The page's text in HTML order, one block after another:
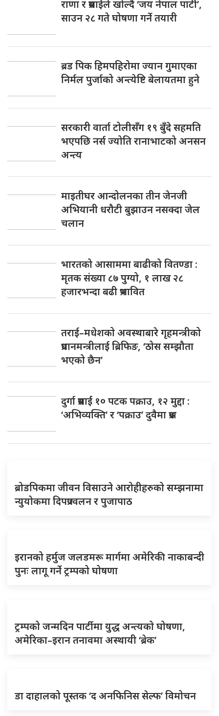
राणा र प्रसाईंले खोल्दै ‘जय नेपाल पार्टी’,
साउन २८ गते घोषणा गर्ने तयारी
ब्रड पिक हिमपहिरोमा ज्यान गुमाएका
निर्मल पुर्जाको अन्त्येष्टि बेलायतमा हुने
सरकारी वार्ता टोलीसँग १९ बुँदे सहमति
भएपछि नर्स ज्योति रानाभाटको अनसन
अन्त्य
माइतीघर आन्दोलनका तीन जेनजी
अभियानी धरौटी बुझाउन नसक्दा जेल
चलान
भारतको आसाममा बाढीको वितण्डा :
मृतक संख्या ८७ पुग्यो, १ लाख २८
हजारभन्दा बढी प्रभावित
तराई–मधेशको अवस्थाबारे गृहमन्त्रीको
प्रधानमन्त्रीलाई ब्रिफिङ, ‘ठोस सम्झौता
भएको छैन’
दुर्गा प्रसाईं १० पटक पक्राउ, १२ मुद्दा :
‘अभिव्यक्ति’ र ‘पक्राउ’ दुवैमा प्रश्न
ब्रोडपिकमा जीवन विसाउने आरोहीहरुको सम्झनामा
न्युयोकमा दिपप्रज्वलन र पुजापाठ
इरानको हर्मुज जलडमरू मार्गमा अमेरिकी नाकाबन्दी
पुनः लागू गर्ने ट्रम्पको घोषणा
ट्रम्पको जन्मदिन पार्टीमा युद्ध अन्त्यको घोषणा,
अमेरिका–इरान तनावमा अस्थायी ‘ब्रेक’
डा दाहालको पूस्तक ‘द अनफिनिस सेल्फ’ विमोचन